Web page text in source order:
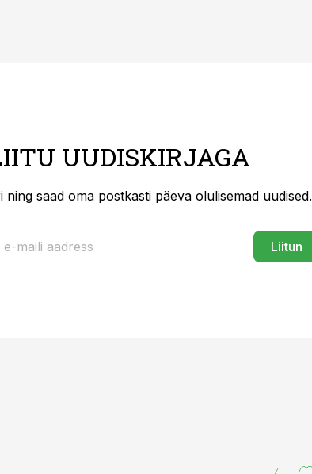
UUDISKIRJAGA
ning saad oma postkasti päeva olulisemad uudised.
Liitun